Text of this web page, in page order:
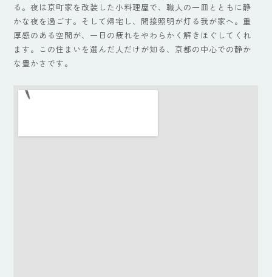
る。夜は京町家を改装した小料理屋で、職人の一皿とともに静
かな夜を過ごす。そして帰宅し、間接照明が灯る我が家へ。重
厚感のある空間が、一日の疲れをやわらかく解きほぐしてくれ
ます。この住まいを選んだ人だけが知る、京都の中心での静か
な豊かさです。